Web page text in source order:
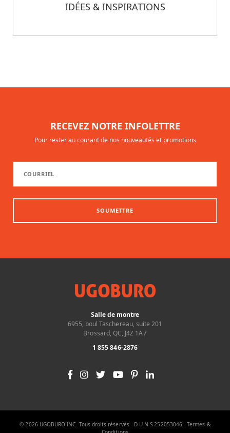
IDÉES & INSPIRATIONS
RECEVEZ NOTRE INFOLETTRE
Pour rester au courant de nos nouveautés et promotions
SOUMETTRE
Salle de montre
6955, boul Taschereau, suite 201
Brossard, QC, J4Z 1A7
1 855 846-2876
© 2026 UGOBURO INC. Tous droits réservés - D-U-N-S 252053046 -Termes &